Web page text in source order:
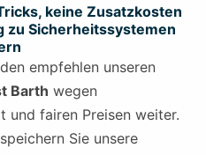
keine Zusatzkosten
zu Sicherheitssystemen
empfehlen unseren
Barth wegen
und fairen Preisen weiter.
Sie unsere